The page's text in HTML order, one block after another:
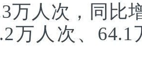
万人次，同比
万人次、